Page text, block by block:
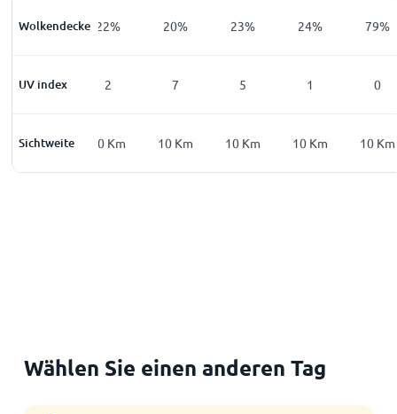
Wolkendecke
64% 22% 20% 23% 24% 79%
UV index
0 2 7 5 1 0
Sichtweite
10 Km 10 Km 10 Km 10 Km 10 Km 10 Km
Wählen Sie einen anderen Tag